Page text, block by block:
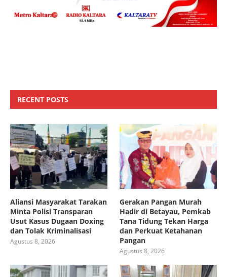
RECENT POSTS
Aliansi Masyarakat Tarakan
Minta Polisi Transparan
Usut Kasus Dugaan Doxing
dan Tolak Kriminalisasi
Agustus 8, 2026
Gerakan Pangan Murah
Hadir di Betayau, Pemkab
Tana Tidung Tekan Harga
dan Perkuat Ketahanan
Pangan
Agustus 8, 2026